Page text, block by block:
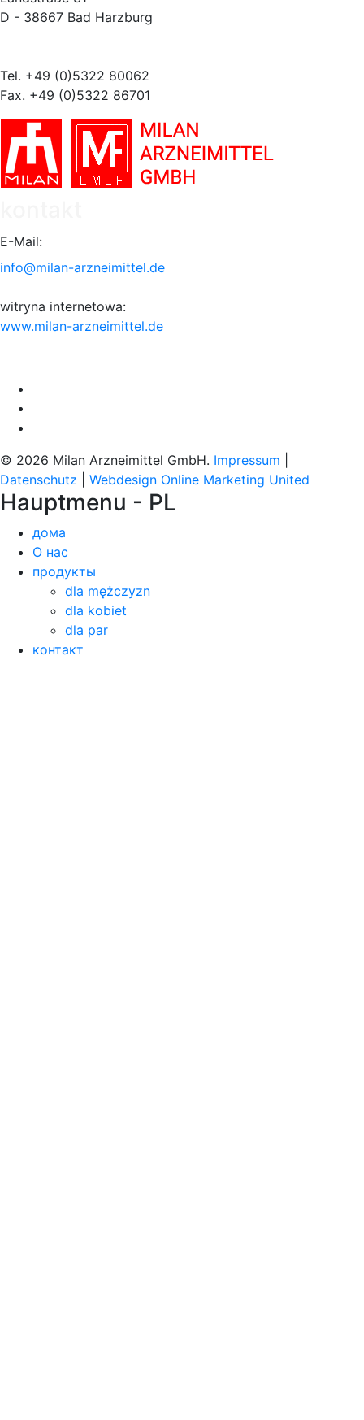
D - 38667 Bad Harzburg
Tel. +49 (0)5322 80062
Fax. +49 (0)5322 86701
E-Mail:
info@milan-arzneimittel.de
witryna internetowa:
www.milan-arzneimittel.de
© 2026 Milan Arzneimittel GmbH. Impressum
Datenschutz
Webdesign Online Marketing United
Hauptmenu - PL
дома
О нас
продукты
dla mężczyzn
dla kobiet
dla par
контакт